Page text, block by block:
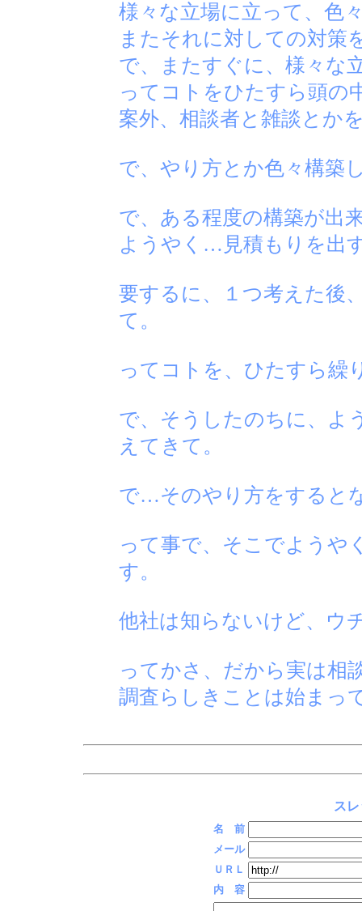
様々な立場に立って、色
またそれに対しての対策
で、またすぐに、様々な
ってコトをひたすら頭の
案外、相談者と雑談とか
で、やり方とか色々構築
で、ある程度の構築が出
ようやく…見積もりを出
要するに、１つ考えた後
て。
ってコトを、ひたすら繰
で、そうしたのちに、よ
えてきて。
で…そのやり方をすると
って事で、そこでようや
す。
他社は知らないけど、ウ
ってかさ、だから実は相
調査らしきことは始まっ
ス
名 前
メール
ＵＲＬ
内 容